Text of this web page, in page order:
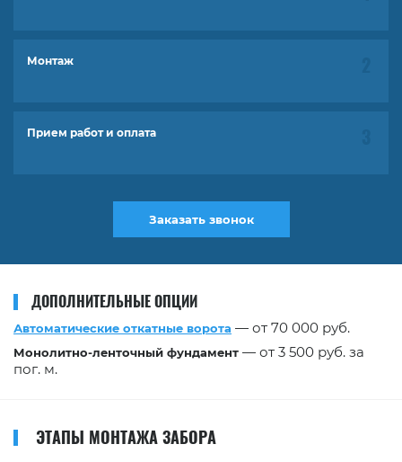
Монтаж
Прием работ и оплата
Заказать звонок
ДОПОЛНИТЕЛЬНЫЕ ОПЦИИ
Автоматические откатные ворота — от 70 000 руб.
Монолитно-ленточный фундамент — от 3 500 руб. за
пог. м.
ЭТАПЫ МОНТАЖА ЗАБОРА